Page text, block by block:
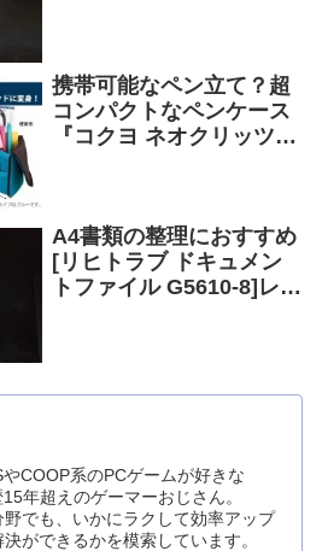
携帯可能なペン立て？超
コンパクトなペンケース
『コクヨ ネオクリッツフ
A4書類の整理におすすめ
[リヒトラブ ドキュメン
トファイル G5610-8]レビ
COOP系のPCゲームが好きな
年超えのゲーマーおじさん。
野でも、いかにラクして効率アップ
ができるかを模索しています。